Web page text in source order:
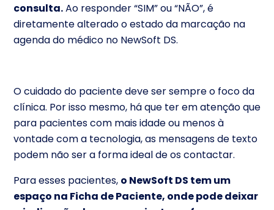
consulta.Ao responder “SIM” ou “NÃO”, é
diretamente alterado o estado da marcação na
agenda do médico no NewSoft DS.
O cuidado do paciente deve ser sempre o foco da
clínica. Por isso mesmo, há que ter em atenção que
para pacientes com mais idade ou menos à
vontade com a tecnologia, as mensagens de texto
podem não ser a forma ideal de os contactar.
Para esses pacientes, o NewSoft DS tem um
espaço na Ficha de Paciente, onde pode deixar